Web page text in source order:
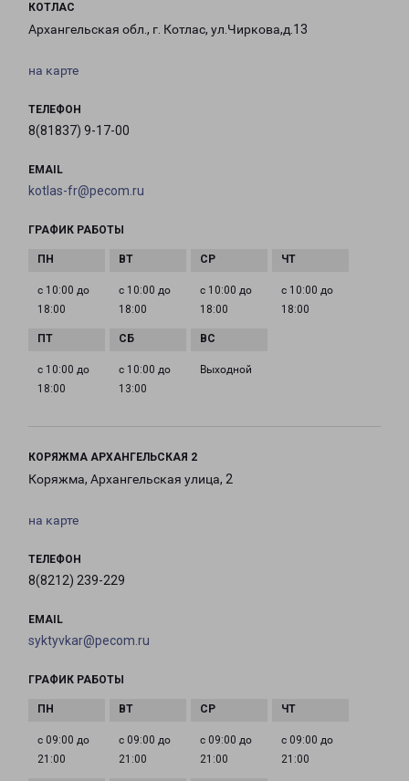
КОТЛАС
Архангельская обл., г. Котлас, ул.Чиркова,д.13
на карте
ТЕЛЕФОН
8(81837) 9-17-00
EMAIL
kotlas-fr@pecom.ru
ГРАФИК РАБОТЫ
с 10:00 до
18:00
с 10:00 до
18:00
с 10:00 до
18:00
с 10:00 до
18:00
с 10:00 до
18:00
с 10:00 до
13:00
Выходной
КОРЯЖМА АРХАНГЕЛЬСКАЯ 2
Коряжма, Архангельская улица, 2
на карте
ТЕЛЕФОН
8(8212) 239-229
EMAIL
syktyvkar@pecom.ru
ГРАФИК РАБОТЫ
с 09:00 до
21:00
с 09:00 до
21:00
с 09:00 до
21:00
с 09:00 до
21:00